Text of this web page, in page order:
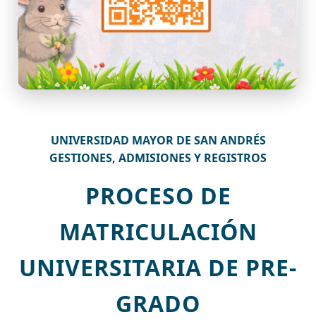
UNIVERSIDAD MAYOR DE SAN ANDRÉS
GESTIONES, ADMISIONES Y REGISTROS
PROCESO DE
MATRICULACIÓN
UNIVERSITARIA DE PRE-
GRADO